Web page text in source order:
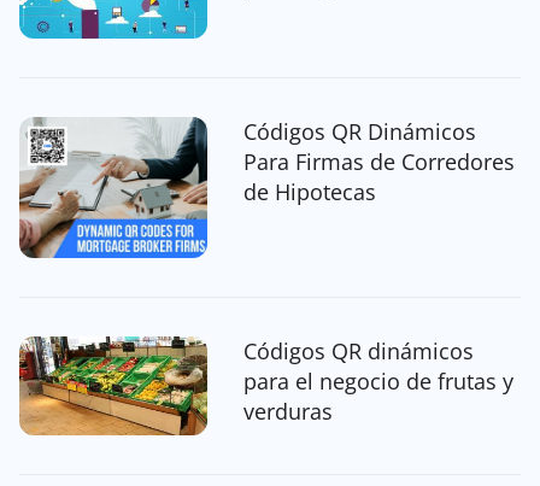
Códigos QR Dinámicos
Para Firmas de Corredores
de Hipotecas
Códigos QR dinámicos
para el negocio de frutas y
verduras